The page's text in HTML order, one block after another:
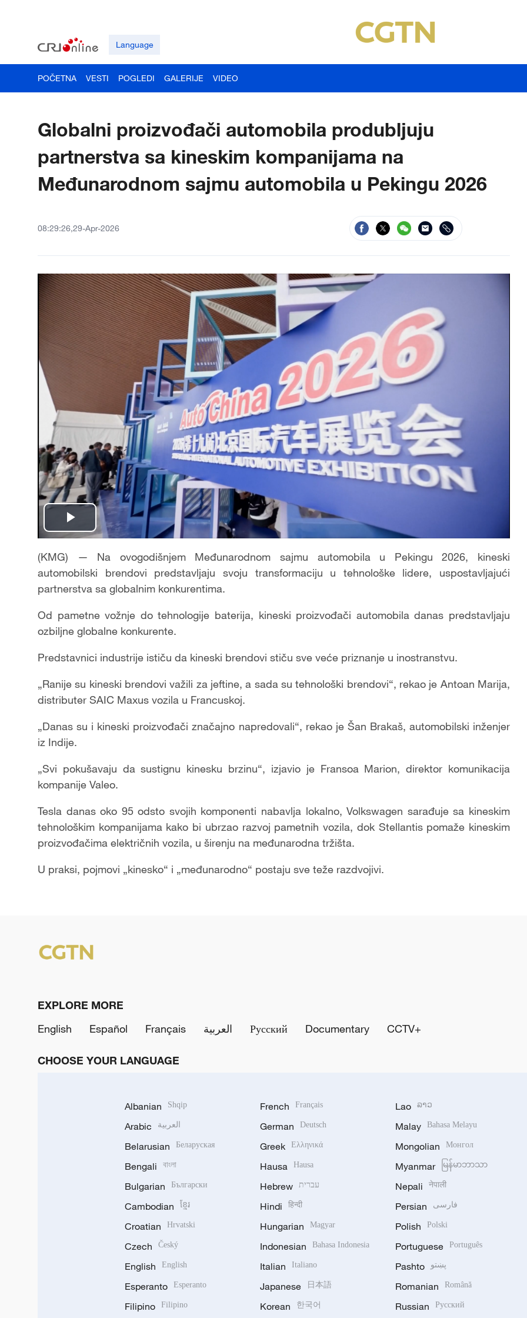
Language
POČETNA VESTI POGLEDI GALERIJE VIDEO
Globalni proizvođači automobila produbljuju
partnerstva sa kineskim kompanijama na
Međunarodnom sajmu automobila u Pekingu 2026
08:29:26,29-Apr-2026
Play
Video
(KMG) — Na ovogodišnjem Međunarodnom sajmu automobila u Pekingu 2026, kineski
automobilski brendovi predstavljaju svoju transformaciju u tehnološke lidere, uspostavljajući
partnerstva sa globalnim konkurentima.
Od pametne vožnje do tehnologije baterija, kineski proizvođači automobila danas predstavljaju
ozbiljne globalne konkurente.
Predstavnici industrije ističu da kineski brendovi stiču sve veće priznanje u inostranstvu.
„Ranije su kineski brendovi važili za jeftine, a sada su tehnološki brendovi“, rekao je Antoan Marija,
distributer SAIC Maxus vozila u Francuskoj.
„Danas su i kineski proizvođači značajno napredovali“, rekao je Šan Brakaš, automobilski inženjer
iz Indije.
„Svi pokušavaju da sustignu kinesku brzinu“, izjavio je Fransoa Marion, direktor komunikacija
kompanije Valeo.
Tesla danas oko 95 odsto svojih komponenti nabavlja lokalno, Volkswagen sarađuje sa kineskim
tehnološkim kompanijama kako bi ubrzao razvoj pametnih vozila, dok Stellantis pomaže kineskim
proizvođačima električnih vozila, u širenju na međunarodna tržišta.
U praksi, pojmovi „kinesko“ i „međunarodno“ postaju sve teže razdvojivi.
EXPLORE MORE
English
Español Français العربية Русский Documentary CCTV+
CHOOSE YOUR LANGUAGE
Albanian Shqip
Arabic العربية
Belarusian Беларуская
Bengali বাংলা
Bulgarian Български
Cambodian ខ្មែរ
Croatian Hrvatski
Czech Český
English English
Esperanto Esperanto
Filipino Filipino
French Français
German Deutsch
Greek Ελληνικά
Hausa Hausa
Hebrew עברית
Hindi हिन्दी
Hungarian Magyar
Indonesian Bahasa Indonesia
Italian Italiano
Japanese 日本語
Korean 한국어
Lao ລາວ
Malay Bahasa Melayu
Mongolian Монгол
Myanmar မြန်မာဘာသာ
Nepali नेपाली
Persian فارسی
Polish Polski
Portuguese Português
Pashto پښتو
Romanian Română
Russian Русский